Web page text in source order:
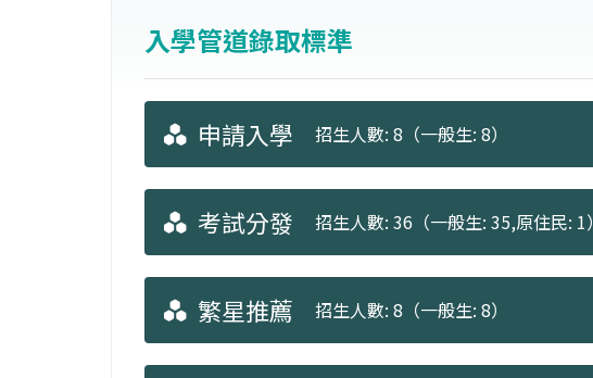
入學管道錄取標準
申請入學 招生人數: 8（一般生: 8）
考試分發 招生人數: 36（一般生: 35,原住民: 1）
繁星推薦 招生人數: 8（一般生: 8）